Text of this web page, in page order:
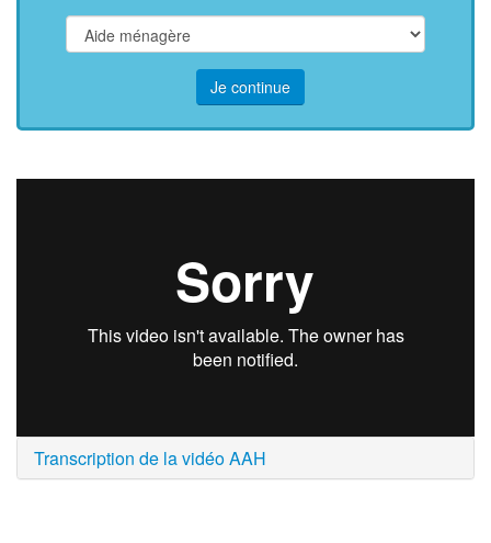
Je continue
Transcription de la vidéo AAH